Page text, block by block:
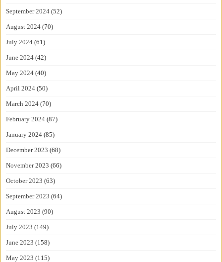
September 2024 (52)
August 2024 (70)
July 2024 (61)
June 2024 (42)
May 2024 (40)
April 2024 (50)
March 2024 (70)
February 2024 (87)
January 2024 (85)
December 2023 (68)
November 2023 (66)
October 2023 (63)
September 2023 (64)
August 2023 (90)
July 2023 (149)
June 2023 (158)
May 2023 (115)